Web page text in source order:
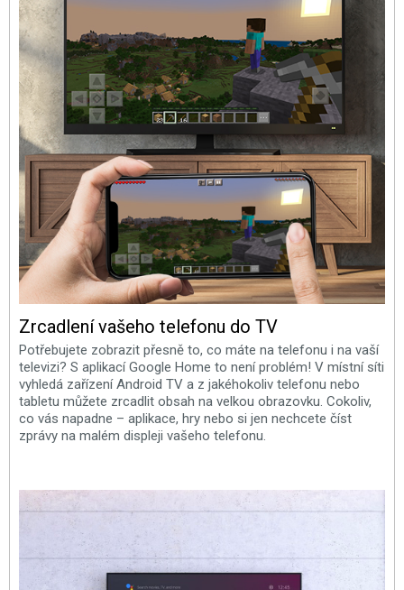
Zrcadlení vašeho telefonu do TV
Potřebujete zobrazit přesně to, co máte na telefonu i na vaší
televizi? S aplikací Google Home to není problém! V místní síti
vyhledá zařízení Android TV a z jakéhokoliv telefonu nebo
tabletu můžete zrcadlit obsah na velkou obrazovku. Cokoliv,
co vás napadne – aplikace, hry nebo si jen nechcete číst
zprávy na malém displeji vašeho telefonu.